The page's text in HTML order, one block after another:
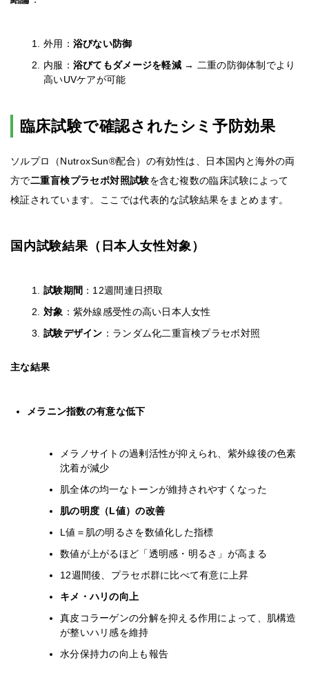
外用： 浴びない防御
内服： 浴びてもダメージを軽減 → 二重の防御体制でより
高いUVケアが可能
臨床試験で確認されたシミ予防効果
ソルプロ（NutroxSun®配合）の有効性は、日本国内と海外の両
方で二重盲検プラセボ対照試験を含む複数の臨床試験によって
検証されています。ここでは代表的な試験結果をまとめます。
国内試験結果（日本人女性対象）
試験期間 ：12週間連日摂取
対象 ：紫外線感受性の高い日本人女性
試験デザイン ：ランダム化二重盲検プラセボ対照
主な結果
メラニン指数の有意な低下
メラノサイトの過剰活性が抑えられ、紫外線後の色素
沈着が減少
肌全体の均一なトーンが維持されやすくなった
肌の明度（L値）の改善
L値＝肌の明るさを数値化した指標
数値が上がるほど「透明感・明るさ」が高まる
12週間後、プラセボ群に比べて有意に上昇
キメ・ハリの向上
真皮コラーゲンの分解を抑える作用によって、肌構造
が整いハリ感を維持
水分保持力の向上も報告